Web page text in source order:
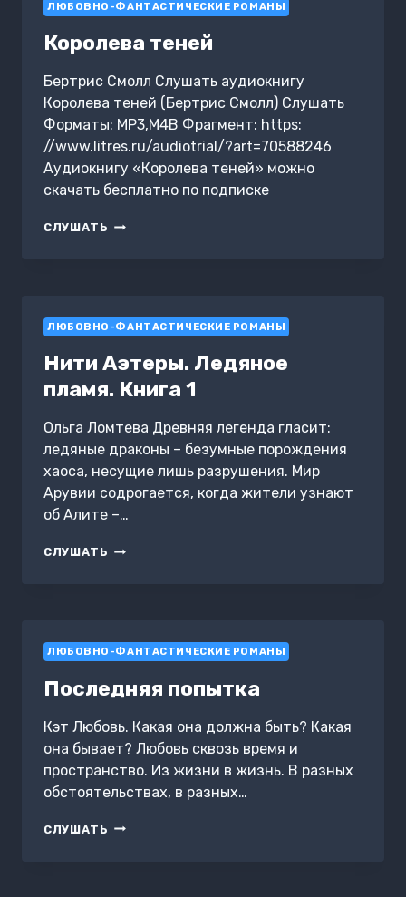
ЛЮБОВНО-ФАНТАСТИЧЕСКИЕ РОМАНЫ
Королева теней
Бертрис Смолл Слушать аудиокнигу
Королева теней (Бертрис Смолл) Слушать
Форматы: MP3,M4B Фрагмент: https:
//www.litres.ru/audiotrial/?art=70588246
Аудиокнигу «Королева теней» можно
скачать бесплатно по подписке
СЛУШАТЬ КОРОЛЕВА
ЛЮБОВНО-ФАНТАСТИЧЕСКИЕ РОМАНЫ
Нити Аэтеры. Ледяное
пламя. Книга 1
Ольга Ломтева Древняя легенда гласит:
ледяные драконы – безумные порождения
хаоса, несущие лишь разрушения. Мир
Арувии содрогается, когда жители узнают
об Алите –…
СЛУШАТЬ НИТИ
ЛЮБОВНО-ФАНТАСТИЧЕСКИЕ РОМАНЫ
Последняя попытка
Кэт Любовь. Какая она должна быть? Какая
она бывает? Любовь сквозь время и
пространство. Из жизни в жизнь. В разных
обстоятельствах, в разных…
СЛУШАТЬ ПОСЛЕДНЯЯ